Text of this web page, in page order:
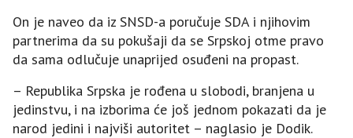
On je naveo da iz SNSD-a poručuje SDA i njihovim
partnerima da su pokušaji da se Srpskoj otme pravo
da sama odlučuje unaprijed osuđeni na propast.
– Republika Srpska je rođena u slobodi, branjena u
jedinstvu, i na izborima će još jednom pokazati da je
narod jedini i najviši autoritet – naglasio je Dodik.